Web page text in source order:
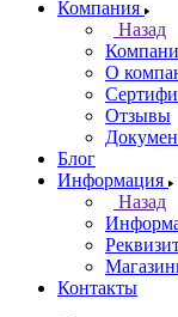
Компания
Назад
О
Отзывы
Блог
Информация
Назад
Контакты